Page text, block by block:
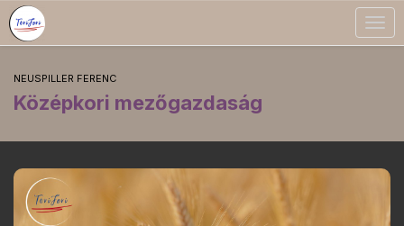
NEUSPILLER FERENC
Középkori mezőgazdaság